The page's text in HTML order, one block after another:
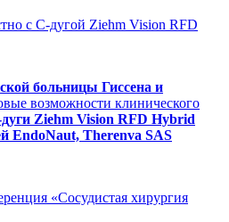
с С-дугой Ziehm Vision RFD
ой больницы Гиссена и
возможности клинического
Ziehm Vision RFD Hybrid
EndoNaut, Therenva SAS
«Сосудистая хирургия